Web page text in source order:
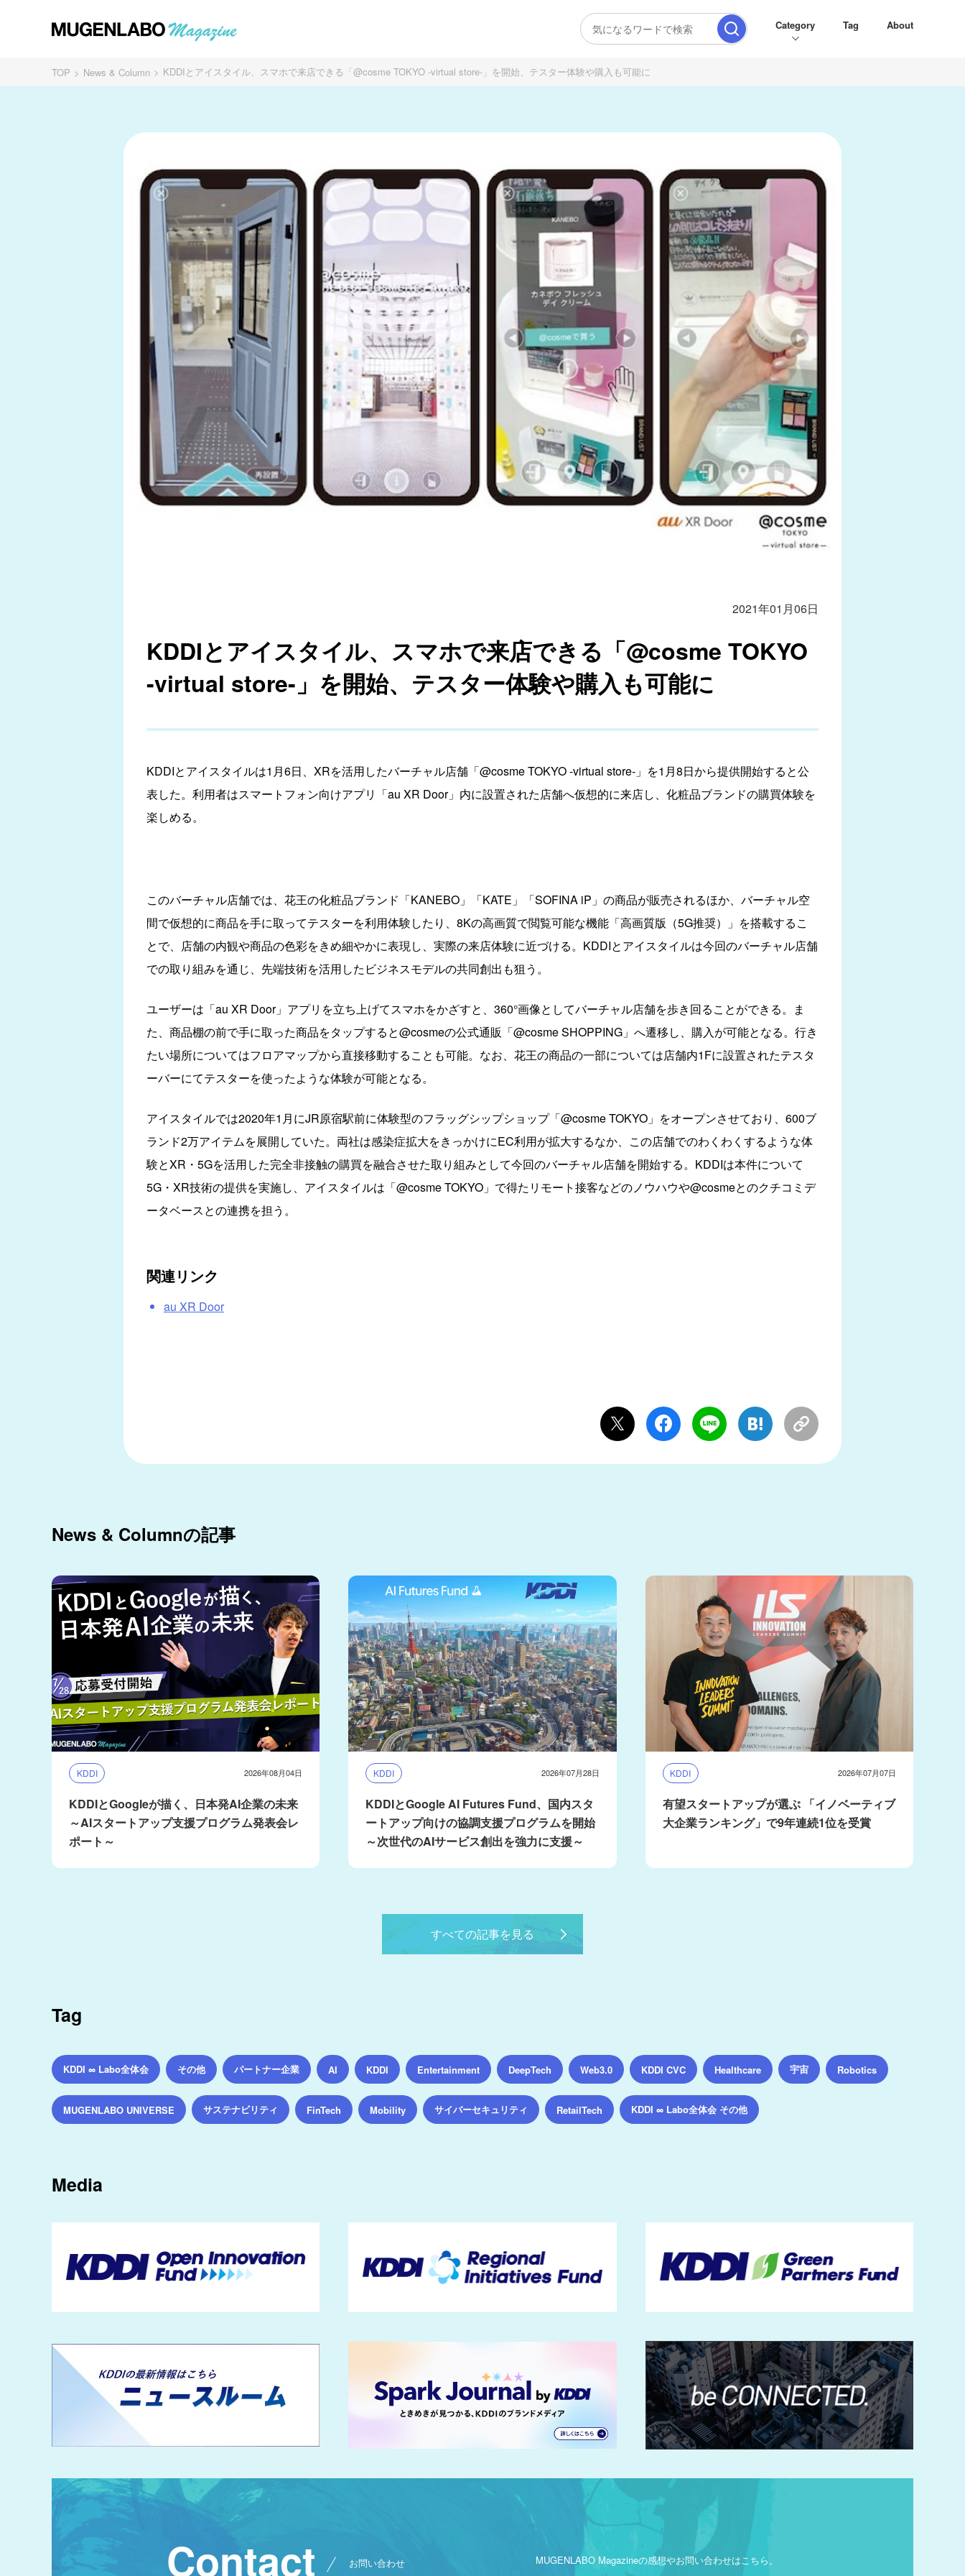
Category Tag About
TOP News & Column KDDIとアイスタイル、スマホで来店できる「@cosme TOKYO -virtual store-」を開始、テスター体験や購入も可能に
2021年01月06日
KDDIとアイスタイル、スマホで来店できる「@cosme TOKYO
-virtual store-」を開始、テスター体験や購入も可能に
KDDIとアイスタイルは1月6日、XRを活用したバーチャル店舗「@cosme TOKYO -virtual store-」を1月8日から提供開始すると公
表した。利用者はスマートフォン向けアプリ「au XR Door」内に設置された店舗へ仮想的に来店し、化粧品ブランドの購買体験を
楽しめる。
このバーチャル店舗では、花王の化粧品ブランド「KANEBO」「KATE」「SOFINA iP」の商品が販売されるほか、バーチャル空
間で仮想的に商品を手に取ってテスターを利用体験したり、8Kの高画質で閲覧可能な機能「高画質版（5G推奨）」を搭載するこ
とで、店舗の内観や商品の色彩をきめ細やかに表現し、実際の来店体験に近づける。KDDIとアイスタイルは今回のバーチャル店舗
での取り組みを通じ、先端技術を活用したビジネスモデルの共同創出も狙う。
ユーザーは「au XR Door」アプリを立ち上げてスマホをかざすと、360°画像としてバーチャル店舗を歩き回ることができる。ま
た、商品棚の前で手に取った商品をタップすると@cosmeの公式通販「@cosme SHOPPING」へ遷移し、購入が可能となる。行き
たい場所についてはフロアマップから直接移動することも可能。なお、花王の商品の一部については店舗内1Fに設置されたテスタ
ーバーにてテスターを使ったような体験が可能となる。
アイスタイルでは2020年1月にJR原宿駅前に体験型のフラッグシップショップ「@cosme TOKYO」をオープンさせており、600ブ
ランド2万アイテムを展開していた。両社は感染症拡大をきっかけにEC利用が拡大するなか、この店舗でのわくわくするような体
験とXR・5Gを活用した完全非接触の購買を融合させた取り組みとして今回のバーチャル店舗を開始する。KDDIは本件について
5G・XR技術の提供を実施し、アイスタイルは「@cosme TOKYO」で得たリモート接客などのノウハウや@cosmeとのクチコミデ
ータベースとの連携を担う。
関連リンク
au XR Door
News & Columnの記事
KDDI 2026年08月04日
KDDIとGoogleが描く、日本発AI企業の未来
～AIスタートアップ支援プログラム発表会レ
ポート～
KDDI 2026年07月28日
KDDIとGoogle AI Futures Fund、国内スタ
ートアップ向けの協調支援プログラムを開始
～次世代のAIサービス創出を強力に支援～
KDDI 2026年07月07日
有望スタートアップが選ぶ 「イノベーティブ
大企業ランキング」で9年連続1位を受賞
すべての記事を見る
Tag
KDDI ∞ Labo全体会 その他 パートナー企業 AI KDDI Entertainment DeepTech Web3.0 KDDI CVC Healthcare 宇宙 Robotics
MUGENLABO UNIVERSE サステナビリティ FinTech Mobility サイバーセキュリティ RetailTech KDDI ∞ Labo全体会 その他
Media
Contact お問い合わせ MUGENLABO Magazineの感想やお問い合わせはこちら。